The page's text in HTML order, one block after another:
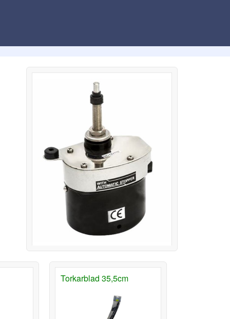
Torkarblad 35,5cm